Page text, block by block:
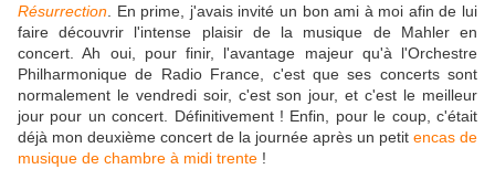
Résurrection . En prime, j'avais invité un bon ami à moi afin de lui
faire découvrir l'intense plaisir de la musique de Mahler en
concert. Ah oui, pour finir, l'avantage majeur qu'à l'Orchestre
Philharmonique de Radio France, c'est que ses concerts sont
normalement le vendredi soir, c'est son jour, et c'est le meilleur
jour pour un concert. Définitivement ! Enfin, pour le coup, c'était
déjà mon deuxième concert de la journée après un petit encas de
musique de chambre à midi trente !